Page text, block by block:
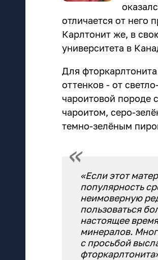
отличается от него
Карлтонит же, в
университета в
Для
оттенков - от
чароитовой породе
чароитом, серо-
темно-зелёным
«Если этот
популярность
неимоверную
пользоваться
настоящее
минералов.
с просьбой